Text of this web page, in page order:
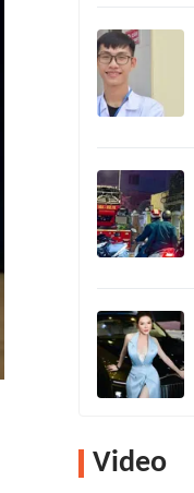
Video